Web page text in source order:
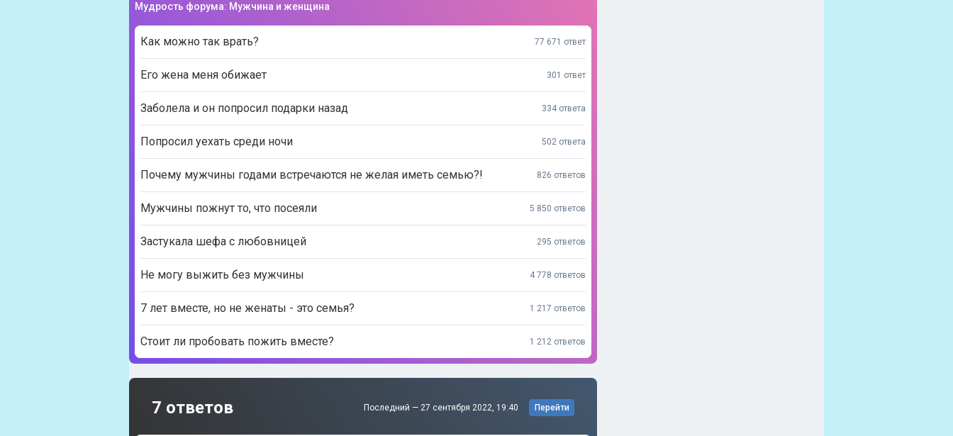
Мудрость форума: Мужчина и женщина
Как можно так врать? 77 671 ответ
Его жена меня обижает 301 ответ
Заболела и он попросил подарки назад 334 ответа
Попросил уехать среди ночи 502 ответа
Почему мужчины годами встречаются не желая иметь семью?! 826 ответов
Мужчины пожнут то, что посеяли 5 850 ответов
Застукала шефа с любовницей 295 ответов
Не могу выжить без мужчины 4 778 ответов
7 лет вместе, но не женаты - это семья? 1 217 ответов
Стоит ли пробовать пожить вместе? 1 212 ответов
7 ответов Последний — 27 сентября 2022, 19:40 Перейти